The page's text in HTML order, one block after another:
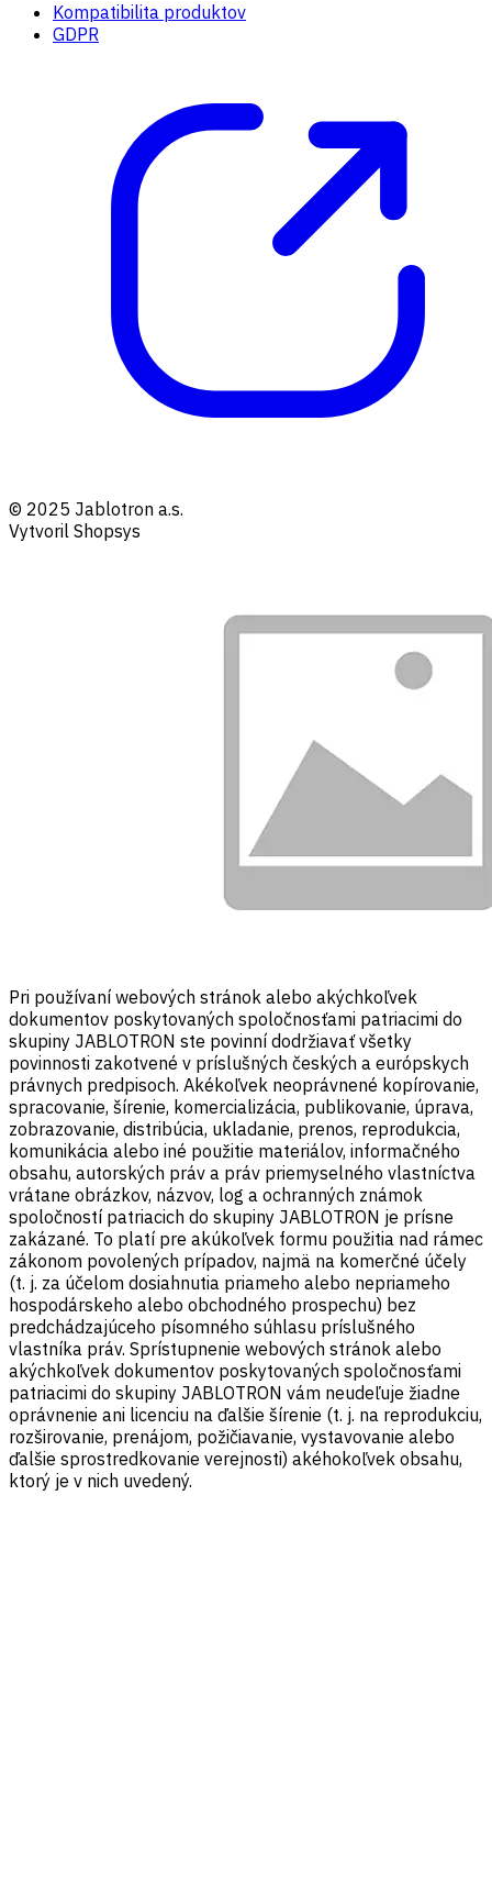
Kompatibilita produktov
GDPR
© 2025 Jablotron a.s.
Vytvoril Shopsys
Pri používaní webových stránok alebo akýchkoľvek
dokumentov poskytovaných spoločnosťami patriacimi do
skupiny JABLOTRON ste povinní dodržiavať všetky
povinnosti zakotvené v príslušných českých a európskych
právnych predpisoch. Akékoľvek neoprávnené kopírovanie,
spracovanie, šírenie, komercializácia, publikovanie, úprava,
zobrazovanie, distribúcia, ukladanie, prenos, reprodukcia,
komunikácia alebo iné použitie materiálov, informačného
obsahu, autorských práv a práv priemyselného vlastníctva
vrátane obrázkov, názvov, log a ochranných známok
spoločností patriacich do skupiny JABLOTRON je prísne
zakázané. To platí pre akúkoľvek formu použitia nad rámec
zákonom povolených prípadov, najmä na komerčné účely
(t. j. za účelom dosiahnutia priameho alebo nepriameho
hospodárskeho alebo obchodného prospechu) bez
predchádzajúceho písomného súhlasu príslušného
vlastníka práv. Sprístupnenie webových stránok alebo
akýchkoľvek dokumentov poskytovaných spoločnosťami
patriacimi do skupiny JABLOTRON vám neudeľuje žiadne
oprávnenie ani licenciu na ďalšie šírenie (t. j. na reprodukciu,
rozširovanie, prenájom, požičiavanie, vystavovanie alebo
ďalšie sprostredkovanie verejnosti) akéhokoľvek obsahu,
ktorý je v nich uvedený.